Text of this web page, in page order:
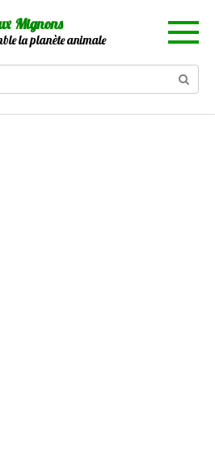
Mignons
la planète animale